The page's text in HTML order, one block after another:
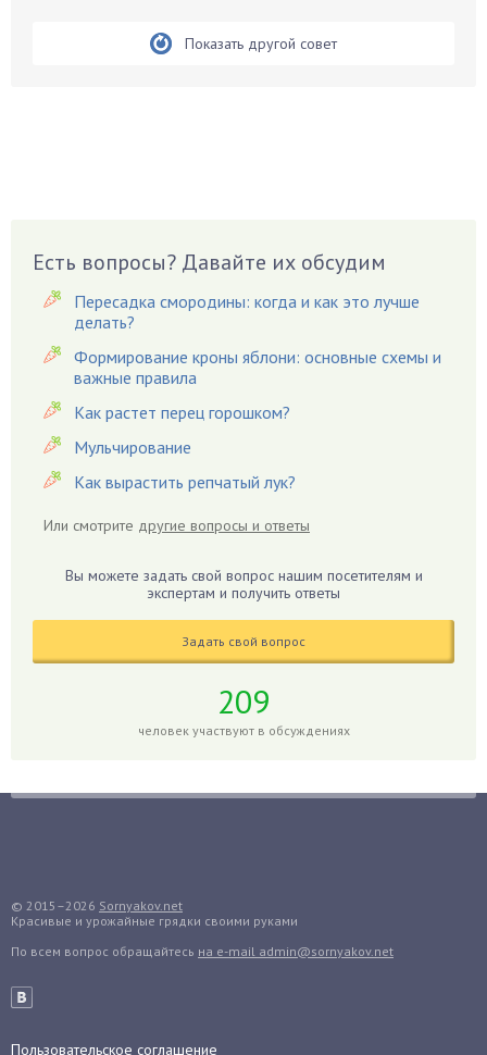
Вишня
Вредители
Гардения
Гацания
Гвоздики
Георгины
Герань
Гиацинт
Гиппеаструм
Годжи
Голубика
Гуава
Гузмания
Дайкон
Показать другой совет
Есть вопросы? Давайте их обсудим
Пересадка смородины: когда и как это лучше
делать?
Формирование кроны яблони: основные схемы и
важные правила
Как растет перец горошком?
Мульчирование
Как вырастить репчатый лук?
Или смотрите другие вопросы и ответы
Вы можете задать свой вопрос нашим посетителям и
экспертам и получить ответы
Задать свой вопрос
209
человек участвуют в обсуждениях
© 2015–2026 Sornyakov.net
Красивые и урожайные грядки своими руками
По всем вопрос обращайтесь на e-mail admin@sornyakov.net
Пользовательское соглашение